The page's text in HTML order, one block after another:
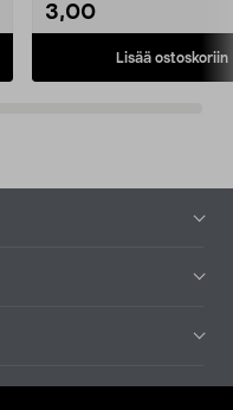
3,00
Lisää ostoskoriin